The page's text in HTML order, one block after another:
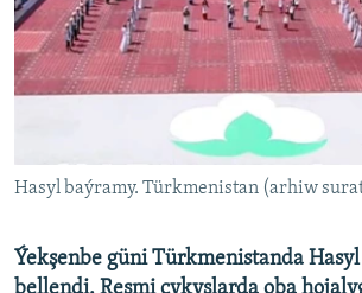
Hasyl baýramy. Türkmenistan (arhiw
Ýekşenbe güni Türkmenistanda